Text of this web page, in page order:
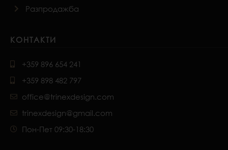
Разпродажба
КОНТАКТИ
+359 896 654 241
+359 898 482 797
office@trinexdesign.com
trinexdesign@gmail.com
Пон-Пет 09:30-18:30